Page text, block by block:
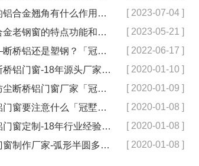
徽派建筑上的铝合金翘角有什么作用？【冠墅阳光】 [ 2023-07-04 ]
浅谈民国铝合金老钢窗的特点功能和日常维护【冠墅阳光】 [ 2023-05-21 ]
门窗讲究——断桥铝还是塑钢？「冠墅阳光」 [ 2022-06-17 ]
防高层坠落断桥铝门窗-18年源头厂家定制「冠墅阳光」 [ 2020-01-10 ]
高质量静音防尘断桥铝门窗厂家「冠墅阳光」 [ 2020-01-09 ]
老房换断桥铝门窗要注意什么「冠墅阳光」 [ 2020-01-08 ]
写字楼断桥铝门窗定制-18年行业经验品质保证「冠墅阳光」 [ 2020-01-08 ]
异型断桥铝门窗制作厂家-弧形半圆多边形门窗定制「冠墅阳光」 [ 2020-01-08 ]